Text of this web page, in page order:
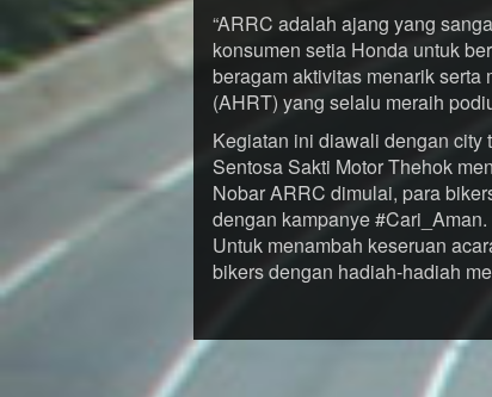
“ARRC adalah ajang yang
konsumen setia Honda untuk
beragam aktivitas menarik
(AHRT) yang selalu meraih
Kegiatan ini diawali dengan city
Sentosa Sakti Motor Thehok
Nobar ARRC dimulai, para
dengan kampanye #Cari_Aman.
Untuk menambah keseruan
bikers dengan hadiah-hadiah